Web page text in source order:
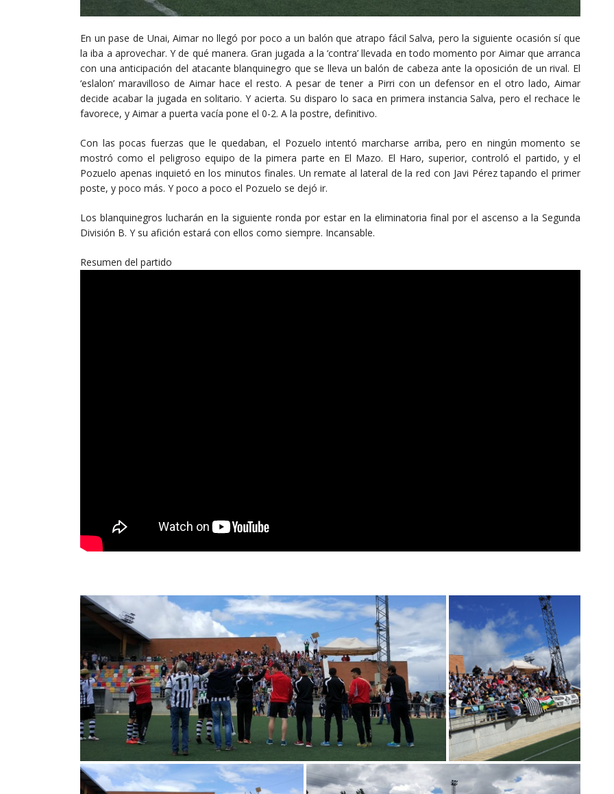
En un pase de Unai, Aimar no llegó por poco a un balón que atrapo fácil Salva, pero la siguiente ocasión sí que
la iba a aprovechar. Y de qué manera. Gran jugada a la ‘contra’ llevada en todo momento por Aimar que arranca
con una anticipación del atacante blanquinegro que se lleva un balón de cabeza ante la oposición de un rival. El
‘eslalon’ maravilloso de Aimar hace el resto. A pesar de tener a Pirri con un defensor en el otro lado, Aimar
decide acabar la jugada en solitario. Y acierta. Su disparo lo saca en primera instancia Salva, pero el rechace le
favorece, y Aimar a puerta vacía pone el 0-2. A la postre, definitivo.
Con las pocas fuerzas que le quedaban, el Pozuelo intentó marcharse arriba, pero en ningún momento se
mostró como el peligroso equipo de la pimera parte en El Mazo. El Haro, superior, controló el partido, y el
Pozuelo apenas inquietó en los minutos finales. Un remate al lateral de la red con Javi Pérez tapando el primer
poste, y poco más. Y poco a poco el Pozuelo se dejó ir.
Los blanquinegros lucharán en la siguiente ronda por estar en la eliminatoria final por el ascenso a la Segunda
División B. Y su afición estará con ellos como siempre. Incansable.
Resumen del partido